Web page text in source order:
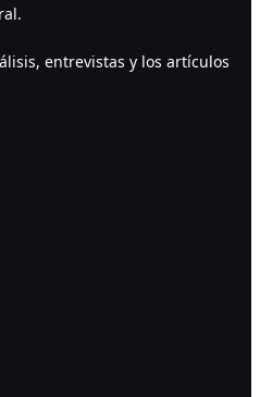
entrevistas y los artículos